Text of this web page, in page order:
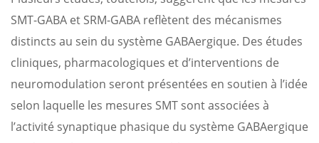
SMT-GABA et SRM-GABA reflètent des mécanismes
distincts au sein du système GABAergique. Des études
cliniques, pharmacologiques et d’interventions de
neuromodulation seront présentées en soutien à l’idée
selon laquelle les mesures SMT sont associées à
l’activité synaptique phasique du système GABAergique